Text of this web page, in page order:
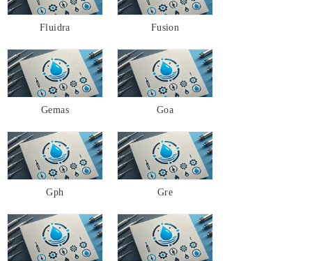
Fluidra Fusion
Gemas Goa
Gph Gre